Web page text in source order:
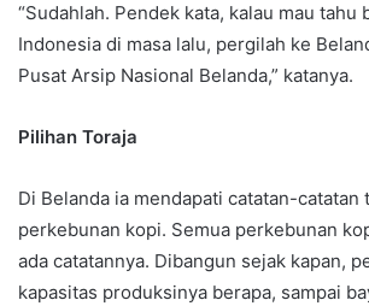
“Sudahlah. Pendek kata, kalau mau tahu
Indonesia di masa lalu, pergilah ke
Pusat Arsip Nasional Belanda,” katanya.
Pilihan Toraja
Di Belanda ia mendapati catatan-catatan
perkebunan kopi. Semua perkebunan
ada catatannya. Dibangun sejak kapan,
kapasitas produksinya berapa, sampai